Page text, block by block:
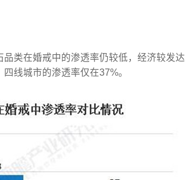
类在婚戒中的渗透率仍较低，经济较发达
线城市的渗透率仅在37%。